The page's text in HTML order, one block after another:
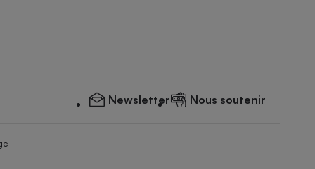
Newsletter Nous soutenir